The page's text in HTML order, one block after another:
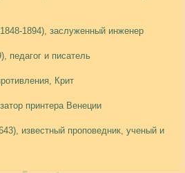
1894), заслуженный инженер
педагог и писатель
Крит
принтера Венеции
известный проповедник, ученый и